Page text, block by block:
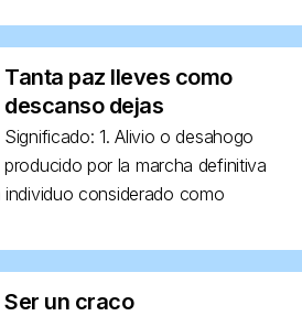
Tanta paz lleves como
descanso dejas
Significado: 1. Alivio o desahogo
producido por la marcha definitiva
considerado como
Ser un craco